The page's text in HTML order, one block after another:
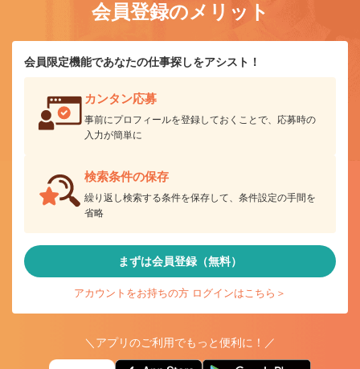
会員登録のメリット
会員限定機能であなたの仕事探しをアシスト！
カンタン応募
事前にプロフィールを登録しておくことで、応募時の
入力が簡単に
検索条件の保存
繰り返し検索する条件を保存して、条件設定の手間を
省略
まずは会員登録（無料）
アカウントをお持ちの方 ログインはこちら＞
＼アプリのご利用でもっと便利に！／